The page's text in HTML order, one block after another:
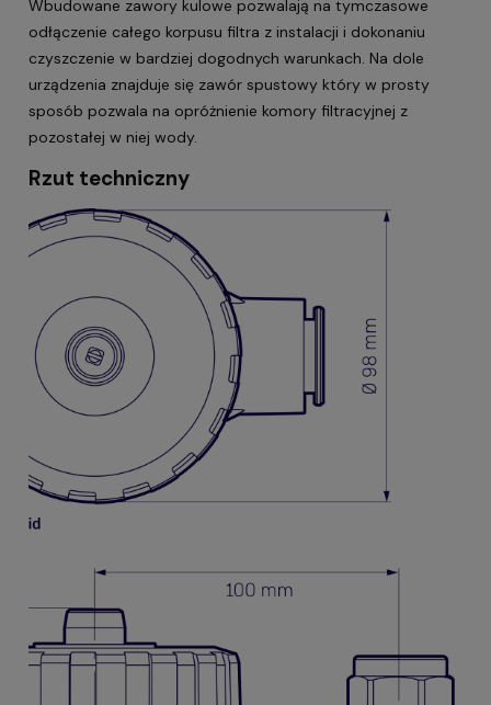
Wbudowane zawory kulowe pozwalają na tymczasowe
odłączenie całego korpusu filtra z instalacji i dokonaniu
czyszczenie w bardziej dogodnych warunkach. Na dole
urządzenia znajduje się zawór spustowy który w prosty
sposób pozwala na opróżnienie komory filtracyjnej z
pozostałej w niej wody.
Rzut techniczny